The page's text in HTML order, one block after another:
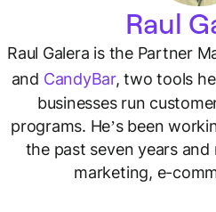
Raul
Raul Galera is the Partner
and CandyBar, two tools
businesses run
programs. He’s been
the past seven years
marketing, e-